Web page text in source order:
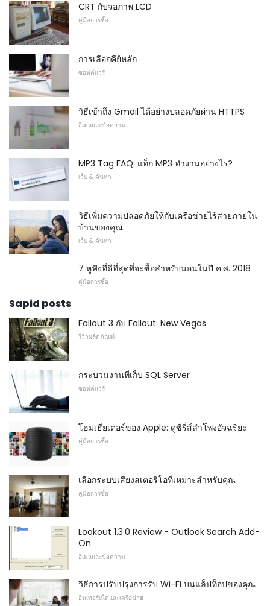
CRT กับจอภาพ LCD
คู่มือการซื้อ
การเลือกคีย์หลัก
ซอฟต์แวร์
วิธีเข้าถึง Gmail ได้อย่างปลอดภัยผ่าน HTTPS
อีเมลและข้อความ
MP3 Tag FAQ: แท็ก MP3 ทำงานอย่างไร?
เว็บ & ค้นหา
วิธีเพิ่มความปลอดภัยให้กับเครือข่ายไร้สายภายใน
บ้านของคุณ
เว็บ & ค้นหา
7 หูฟังที่ดีที่สุดที่จะซื้อสำหรับนอนในปี ค.ศ. 2018
คู่มือการซื้อ
Sapid posts
Fallout 3 กับ Fallout: New Vegas
รีวิวผลิตภัณฑ์
กระบวนงานที่เก็บ SQL Server
ซอฟต์แวร์
โฮมเธียเตอร์ของ Apple: ดูซีรี่ส์ลำโพงอัจฉริยะ
คู่มือการซื้อ
เลือกระบบเสียงสเตอริโอที่เหมาะสำหรับคุณ
คู่มือการซื้อ
Lookout 1.3.0 Review - Outlook Search Add-
On
อีเมลและข้อความ
วิธีการปรับปรุงการรับ Wi-Fi บนแล็ปท็อปของคุณ
อินเทอร์เน็ตและเครือข่าย